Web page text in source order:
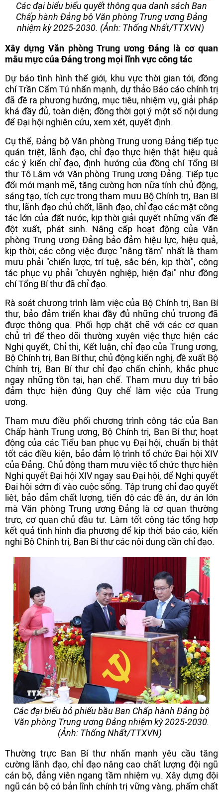
Các đại biểu biểu quyết thông qua danh sách Ban
Chấp hành Đảng bộ Văn phòng Trung ương Đảng
nhiệm kỳ 2025-2030. (Ảnh: Thống Nhất/TTXVN)
Xây dựng Văn phòng Trung ương Đảng là cơ quan
mẫu mực của Đảng trong mọi lĩnh vực công tác
Dự báo tình hình thế giới, khu vực thời gian tới, đồng
chí Trần Cẩm Tú nhấn mạnh, dự thảo Báo cáo chính trị
đã đề ra phương hướng, mục tiêu, nhiệm vụ, giải pháp
khá đầy đủ, toàn diện; đồng thời gợi ý một số nội dung
để Đại hội nghiên cứu, xem xét, quyết định.
Cụ thể, Đảng bộ Văn phòng Trung ương Đảng tiếp tục
quán triệt, lãnh đạo, chỉ đạo thực hiện thật hiệu quả
các ý kiến chỉ đạo, định hướng của đồng chí Tổng Bí
thư Tô Lâm với Văn phòng Trung ương Đảng. Tiếp tục
đổi mới mạnh mẽ, tăng cường hơn nữa tính chủ động,
sáng tạo, tích cực trong tham mưu Bộ Chính trị, Ban Bí
thư, lãnh đạo chủ chốt, lãnh đạo, chỉ đạo các mặt công
tác lớn của đất nước, kịp thời giải quyết những vấn đề
đột xuất, phát sinh. Nâng cấp hoạt động của Văn
phòng Trung ương Đảng bảo đảm hiệu lực, hiệu quả,
kịp thời; các công việc được "nâng tầm" nhất là tham
mưu phải "chiến lược, trí tuệ, sắc bén, kịp thời", công
tác phục vụ phải "chuyên nghiệp, hiện đại" như đồng
chí Tổng Bí thư đã chỉ đạo.
Rà soát chương trình làm việc của Bộ Chính trị, Ban Bí
thư, bảo đảm triển khai đầy đủ những chủ trương đã
được thông qua. Phối hợp chặt chẽ với các cơ quan
chủ trì để theo dõi thường xuyên việc thực hiện các
Nghị quyết, Chỉ thị, Kết luận, chỉ đạo của Trung ương,
Bộ Chính trị, Ban Bí thư; chủ động kiến nghị, đề xuất Bộ
Chính trị, Ban Bí thư chỉ đạo chấn chỉnh, khắc phục
ngay những tồn tại, hạn chế. Tham mưu duy trì bảo
đảm thực hiện đúng Quy chế làm việc của Trung
ương.
Tham mưu điều phối chương trình công tác của Ban
Chấp hành Trung ương, Bộ Chính trị, Ban Bí thư; hoạt
động của các Tiểu ban phục vụ Đại hội, chuẩn bị thật
tốt các điều kiện, bảo đảm lộ trình tổ chức Đại hội XIV
của Đảng. Chủ động tham mưu việc tổ chức thực hiện
Nghị quyết Đại hội XIV ngay sau Đại hội, để Nghị quyết
Đại hội sớm đi vào cuộc sống. Tập trung chỉ đạo quyết
liệt, bảo đảm chất lượng, tiến độ các đề án, dự án lớn
mà Văn phòng Trung ương Đảng là cơ quan thường
trực, cơ quan chủ đầu tư. Làm tốt công tác tổng hợp
kết quả tình hình địa phương để kịp thời báo cáo, kiến
nghị Bộ Chính trị, Ban Bí thư các nội dung cần chỉ đạo.
Các đại biểu bỏ phiếu bầu Ban Chấp hành Đảng bộ
Văn phòng Trung ương Đảng nhiệm kỳ 2025-2030.
(Ảnh: Thống Nhất/TTXVN)
Thường trực Ban Bí thư nhấn mạnh yêu cầu tăng
cường lãnh đạo, chỉ đạo nâng cao chất lượng đội ngũ
cán bộ, đảng viên ngang tầm nhiệm vụ. Xây dựng đội
ngũ cán bộ có bản lĩnh chính trị vững vàng, phẩm chất